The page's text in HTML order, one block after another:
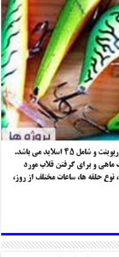
صید با طعمه های مصنوعی این فایل به صورت پاورپوینت و شامل ۴۵ اسلاید می باشد.
و برای گرفتن قلاب مورد
نوع حلقه ها، ساعات مختلف از روز،